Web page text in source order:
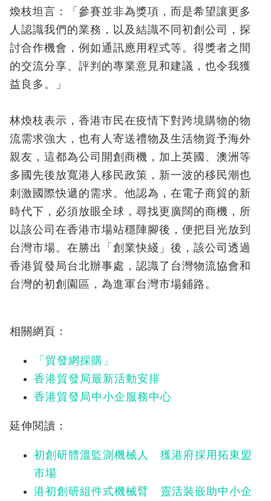
煥枝坦言：「參賽並非為獎項，而是希望讓更多
人認識我們的業務，以及結識不同初創公司，探
討合作機會，例如通訊應用程式等。得獎者之間
的交流分享、評判的專業意見和建議，也令我獲
益良多。」
林煥枝表示，香港市民在疫情下對跨境購物的物
流需求強大，也有人寄送禮物及生活物資予海外
親友，這都為公司開創商機，加上英國、澳洲等
多國先後放寬港人移民政策，新一波的移民潮也
刺激國際快遞的需求。他認為，在電子商貿的新
時代下，必須放眼全球，尋找更廣闊的商機，所
以該公司在香港市場站穩陣腳後，便把目光放到
台灣市場。在勝出「創業快綫」後，該公司透過
香港貿發局台北辦事處，認識了台灣物流協會和
台灣的初創園區，為進軍台灣市場鋪路。
相關網頁：
「貿發網採購」
香港貿發局最新活動安排
香港貿發局中小企服務中心
延伸閱讀：
初創研體溫監測機械人 獲港府採用拓東盟
市場
港初創研組件式機械臂 靈活裝嵌助中小企